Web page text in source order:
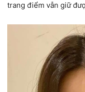
trang điểm vẫn giữ